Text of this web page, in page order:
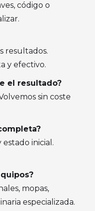
código o
resultados.
y efectivo.
el resultado?
sin coste
inicial.
mopas,
especializada.